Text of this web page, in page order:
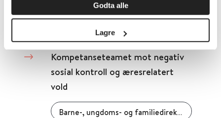
Godta alle
Lagre
Senter for omsorgsforskning
​Kompetanseteamet mot negativ
sosial kontroll og æresrelatert
vold
Barne-, ungdoms- og familiedirektoratet (Bufdir)